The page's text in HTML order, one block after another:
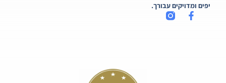
יפים ומדויקים עבורך.